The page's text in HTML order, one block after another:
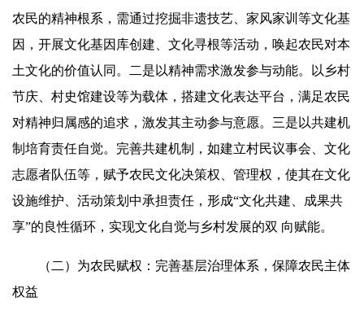
农民的精神根系，需通过挖掘非遗技艺、家风家训等文化基
因，开展文化基因库创建、文化寻根等活动，唤起农民对本
土文化的价值认同。二是以精神需求激发参与动能。以乡村
节庆、村史馆建设等为载体，搭建文化表达平台，满足农民
对精神归属感的追求，激发其主动参与意愿。三是以共建机
制培育责任自觉。完善共建机制，如建立村民议事会、文化
志愿者队伍等，赋予农民文化决策权、管理权，使其在文化
设施维护、活动策划中承担责任，形成“文化共建、成果共
享”的良性循环，实现文化自觉与乡村发展的双 向赋能。
（二）为农民赋权：完善基层治理体系，保障农民主体
权益